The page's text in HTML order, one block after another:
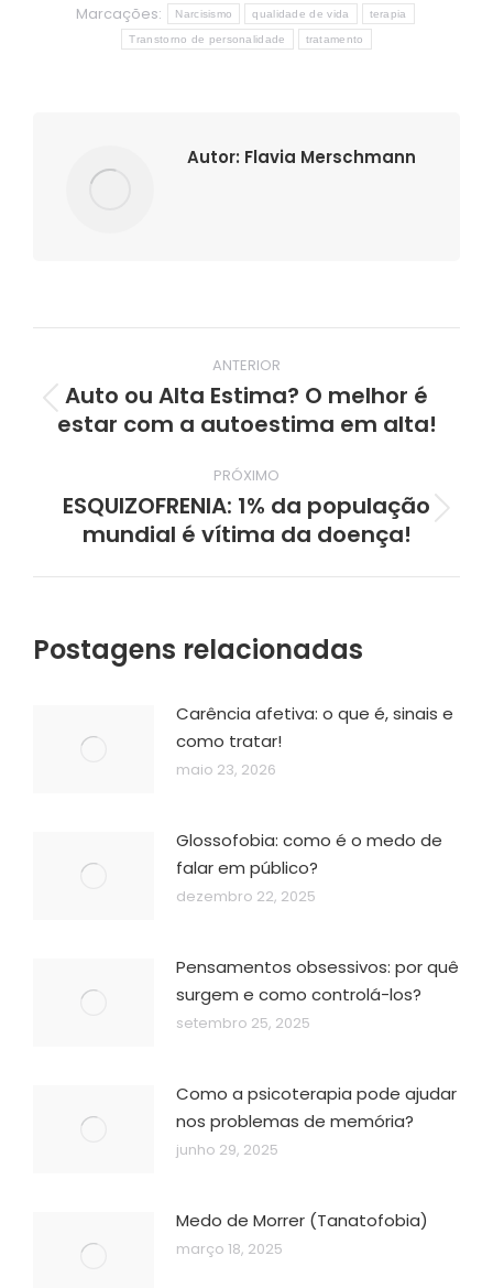
Marcações:
Narcisismo qualidade de vida terapia
Transtorno de personalidade tratamento
Autor: Flavia Merschmann
Navegação
de
post:
ANTERIOR
Post
anterior:
Auto ou Alta Estima? O melhor é
estar com a autoestima em alta!
PRÓXIMO
Próximo
post:
ESQUIZOFRENIA: 1% da população
mundial é vítima da doença!
Postagens relacionadas
Carência afetiva: o que é, sinais e
como tratar!
maio 23, 2026
Glossofobia: como é o medo de
falar em público?
dezembro 22, 2025
Pensamentos obsessivos: por quê
surgem e como controlá-los?
setembro 25, 2025
Como a psicoterapia pode ajudar
nos problemas de memória?
junho 29, 2025
Medo de Morrer (Tanatofobia)
março 18, 2025